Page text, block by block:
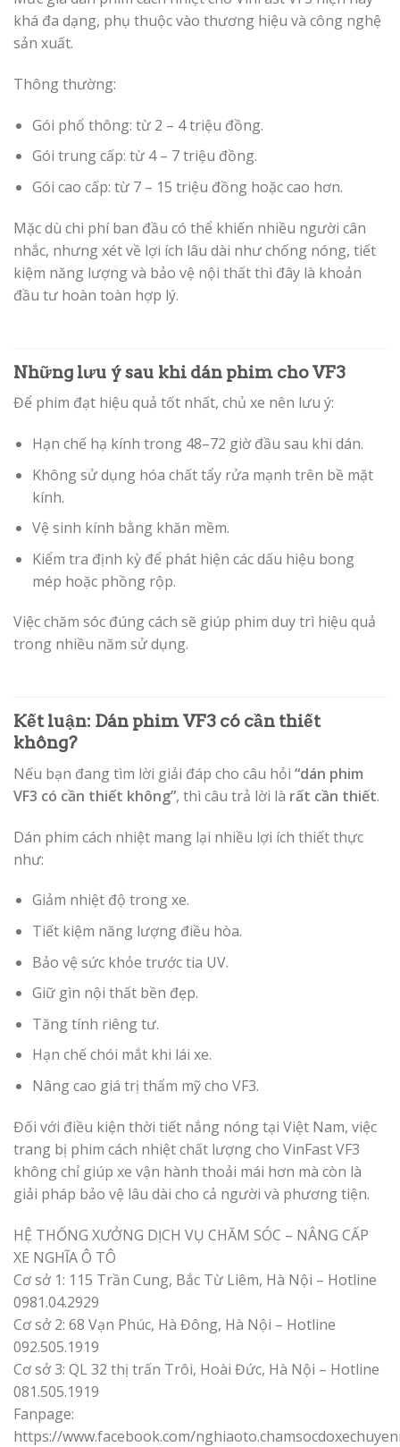
khá đa dạng, phụ thuộc vào thương hiệu và công nghệ
sản xuất.
Thông thường:
Gói phổ thông: từ 2 – 4 triệu đồng.
Gói trung cấp: từ 4 – 7 triệu đồng.
Gói cao cấp: từ 7 – 15 triệu đồng hoặc cao hơn.
Mặc dù chi phí ban đầu có thể khiến nhiều người cân
nhắc, nhưng xét về lợi ích lâu dài như chống nóng, tiết
kiệm năng lượng và bảo vệ nội thất thì đây là khoản
đầu tư hoàn toàn hợp lý.
Những lưu ý sau khi dán phim cho VF3
Để phim đạt hiệu quả tốt nhất, chủ xe nên lưu ý:
Hạn chế hạ kính trong 48–72 giờ đầu sau khi dán.
Không sử dụng hóa chất tẩy rửa mạnh trên bề mặt
kính.
Vệ sinh kính bằng khăn mềm.
Kiểm tra định kỳ để phát hiện các dấu hiệu bong
mép hoặc phồng rộp.
Việc chăm sóc đúng cách sẽ giúp phim duy trì hiệu quả
trong nhiều năm sử dụng.
Kết luận: Dán phim VF3 có cần thiết
không?
Nếu bạn đang tìm lời giải đáp cho câu hỏi “dán phim
VF3 có cần thiết không”, thì câu trả lời là rất cần thiết.
Dán phim cách nhiệt mang lại nhiều lợi ích thiết thực
như:
Giảm nhiệt độ trong xe.
Tiết kiệm năng lượng điều hòa.
Bảo vệ sức khỏe trước tia UV.
Giữ gìn nội thất bền đẹp.
Tăng tính riêng tư.
Hạn chế chói mắt khi lái xe.
Nâng cao giá trị thẩm mỹ cho VF3.
Đối với điều kiện thời tiết nắng nóng tại Việt Nam, việc
trang bị phim cách nhiệt chất lượng cho VinFast VF3
không chỉ giúp xe vận hành thoải mái hơn mà còn là
giải pháp bảo vệ lâu dài cho cả người và phương tiện.
HỆ THỐNG XƯỞNG DỊCH VỤ CHĂM SÓC – NÂNG CẤP
XE NGHĨA Ô TÔ
Cơ sở 1: 115 Trần Cung, Bắc Từ Liêm, Hà Nội – Hotline
0981.04.2929
Cơ sở 2: 68 Vạn Phúc, Hà Đông, Hà Nội – Hotline
092.505.1919
Cơ sở 3: QL 32 thị trấn Trôi, Hoài Đức, Hà Nội – Hotline
081.505.1919
Fanpage:
https://www.facebook.com/